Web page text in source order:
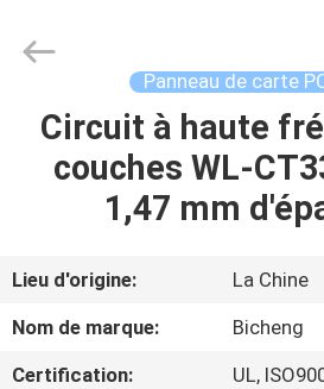
MAISON
PRODUITS
VIDÉOS
Electronics
Technology
Reserved.
Panneau de carte
Circuit à haute
couches WL-
1,47 mm
Lieu d'origine:
La Chine
Nom de marque:
Bicheng
Certification:
UL,